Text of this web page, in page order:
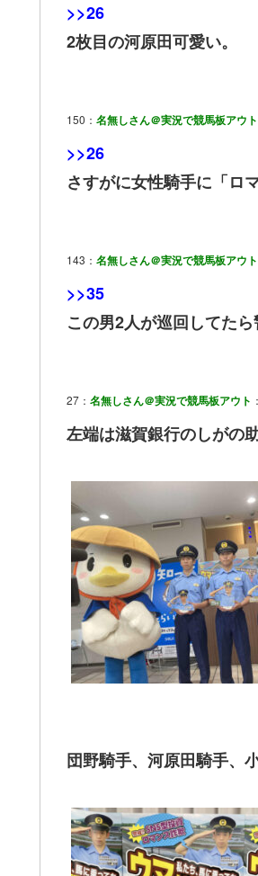
>>26
2枚目の河原田可愛い。
150： 名無しさん＠実況で競馬板アウト
>>26
さすがに女性騎手に「ロ
143： 名無しさん＠実況で競馬板アウト
>>35
この男2人が巡回してた
27： 名無しさん＠実況で競馬板アウト
左端は滋賀銀行のしがの
団野騎手、河原田騎手、